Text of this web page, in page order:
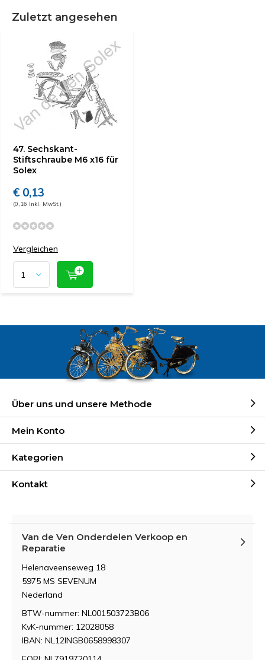
Zuletzt angesehen
47. Sechskant-
Stiftschraube M6 x16 für
Solex
€ 0,13
(0,16 Inkl. MwSt.)
Vergleichen
Über uns und unsere Methode
Mein Konto
Kategorien
Kontakt
Van de Ven Onderdelen Verkoop en
Reparatie
Helenaveenseweg 18
5975 MS SEVENUM
Nederland
BTW-nummer: NL001503723B06
KvK-nummer: 12028058
IBAN: NL12INGB0658998307